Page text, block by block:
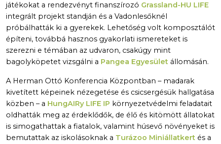
játékokat a rendezvényt finanszírozó Grassland-HU LIFE
integrált projekt standján és a Vadonlesőknél
próbálhatták ki a gyerekek. Lehetőség volt komposztálót
építeni, továbbá hasznos gyakorlati ismereteket is
szerezni e témában az udvaron, csakúgy mint
bagolyköpetet vizsgálni a Pangea Egyesület állomásán.
A Herman Ottó Konferencia Központban – madarak
kivetített képeinek nézegetése és csicsergésük hallgatása
közben – a HungAIRy LIFE IP környezetvédelmi feladatait
oldhatták meg az érdeklődők, de élő és kitömött állatokat
is simogathattak a fiatalok, valamint húsevő növényeket is
bemutattak az iskolásoknak a Turázoo Miniállatkert és a